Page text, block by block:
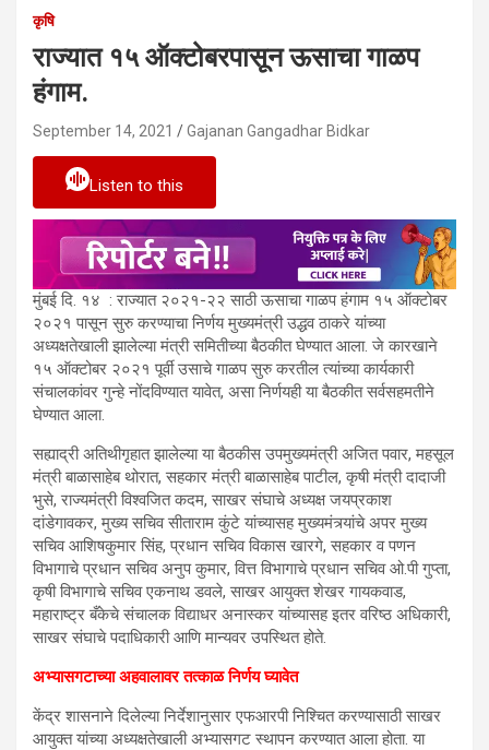
कृषि
राज्यात १५ ऑक्टोबरपासून ऊसाचा गाळप
हंगाम.
September 14, 2021 Gajanan Gangadhar Bidkar
Listen to this
मुंबई दि. १४ : राज्यात २०२१-२२ साठी ऊसाचा गाळप हंगाम १५ ऑक्टोबर
२०२१ पासून सुरु करण्याचा निर्णय मुख्यमंत्री उद्धव ठाकरे यांच्या
अध्यक्षतेखाली झालेल्या मंत्री समितीच्या बैठकीत घेण्यात आला. जे कारखाने
१५ ऑक्टोबर २०२१ पूर्वी उसाचे गाळप सुरु करतील त्यांच्या कार्यकारी
संचालकांवर गुन्हे नोंदविण्यात यावेत, असा निर्णयही या बैठकीत सर्वसहमतीने
घेण्यात आला.
सह्याद्री अतिथीगृहात झालेल्या या बैठकीस उपमुख्यमंत्री अजित पवार, महसूल
मंत्री बाळासाहेब थोरात, सहकार मंत्री बाळासाहेब पाटील, कृषी मंत्री दादाजी
भुसे, राज्यमंत्री विश्वजित कदम, साखर संघाचे अध्यक्ष जयप्रकाश
दांडेगावकर, मुख्य सचिव सीताराम कुंटे यांच्यासह मुख्यमंत्र्यांचे अपर मुख्य
सचिव आशिषकुमार सिंह, प्रधान सचिव विकास खारगे, सहकार व पणन
विभागाचे प्रधान सचिव अनुप कुमार, वित्त विभागाचे प्रधान सचिव ओ.पी गुप्ता,
कृषी विभागाचे सचिव एकनाथ डवले, साखर आयुक्त शेखर गायकवाड,
महाराष्ट्र बँकेचे संचालक विद्याधर अनास्कर यांच्यासह इतर वरिष्ठ अधिकारी,
साखर संघाचे पदाधिकारी आणि मान्यवर उपस्थित होते.
अभ्यासगटाच्या अहवालावर तत्काळ निर्णय घ्यावेत
केंद्र शासनाने दिलेल्या निर्देशानुसार एफआरपी निश्चित करण्यासाठी साखर
आयुक्त यांच्या अध्यक्षतेखाली अभ्यासगट स्थापन करण्यात आला होता. या